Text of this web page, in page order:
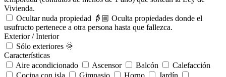
Vivienda.
Ocultar nuda propiedad 👵🏼 Oculta propiedades donde el
usufructo pertenece a otra persona hasta que fallezca.
Exterior / Interior
Sólo exteriores 🌞
Características
Aire acondicionado
Ascensor Balcón
Calefacción
Cocina con isla
Gimnasio Horno
Jardín